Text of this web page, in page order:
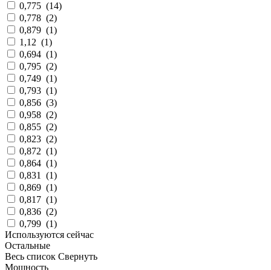
0,775 (14)
0,778 (2)
0,879 (1)
1,12 (1)
0,694 (1)
0,795 (2)
0,749 (1)
0,793 (1)
0,856 (3)
0,958 (2)
0,855 (2)
0,823 (2)
0,872 (1)
0,864 (1)
0,831
(1)
0,869 (1)
0,817 (1)
0,836 (2)
0,799 (1)
Используются сейчас
Остальные
Весь список Свернуть
Мощность